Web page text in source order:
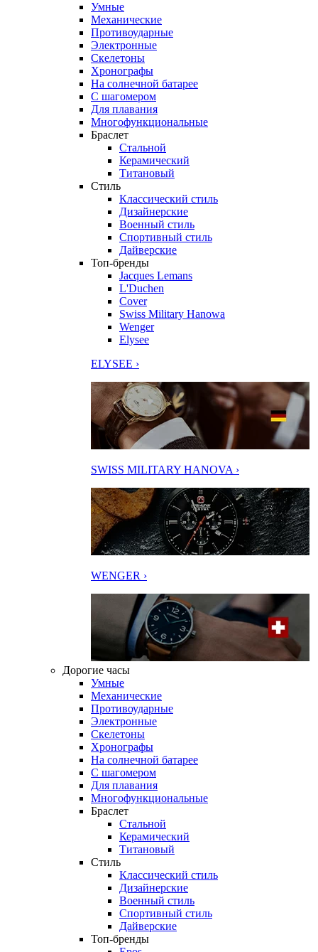
Умные
Механические
Противоударные
Электронные
Скелетоны
Хронографы
На солнечной батарее
С шагомером
Для плавания
Многофункциональные
Браслет
Стальной
Керамический
Титановый
Стиль
Классический стиль
Дизайнерские
Военный стиль
Спортивный стиль
Дайверские
Топ-бренды
Jacques Lemans
L'Duchen
Cover
Swiss Military Hanowa
Wenger
Elysee
ELYSEE ›
SWISS MILITARY HANOVA ›
WENGER ›
Дорогие часы
Умные
Механические
Противоударные
Электронные
Скелетоны
Хронографы
На солнечной батарее
С шагомером
Для плавания
Многофункциональные
Браслет
Стальной
Керамический
Титановый
Стиль
Классический стиль
Дизайнерские
Военный стиль
Спортивный стиль
Дайверские
Топ-бренды